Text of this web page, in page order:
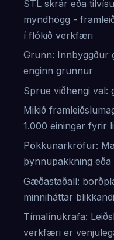
STL skrár eða
myndhögg -
í flókið verkfæri
Grunn: Innbyggður
enginn grunnur
Sprue viðhengi val:
Mikið
1.000 einingar fyrir
Pökkunarkröfur:
þynnupakkning
Gæðastaðall:
minniháttar
Tímalínukrafa:
verkfæri er